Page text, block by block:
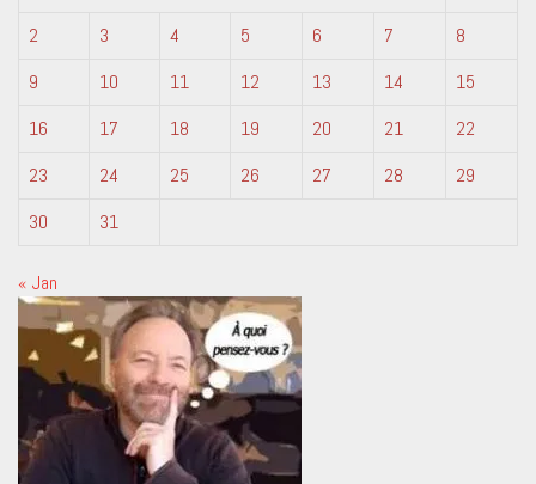
2
3 4 5 6 7
8
9
10 11 12 13 14
15
16
17 18 19 20 21
22
23
24 25 26 27 28
29
30
31
« Jan